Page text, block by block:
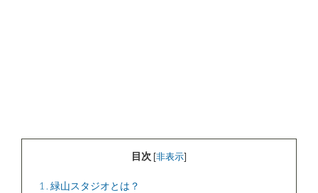
目次 [非表示]
1 緑山スタジオとは？